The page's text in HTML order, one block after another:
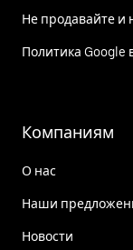
Не продавайте и
Политика
Компаниям
О нас
Наши
Новости